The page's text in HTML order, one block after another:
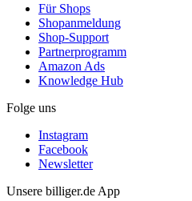
Für Shops
Shopanmeldung
Shop-Support
Partnerprogramm
Amazon Ads
Knowledge Hub
Folge uns
Instagram
Facebook
Newsletter
Unsere billiger.de App